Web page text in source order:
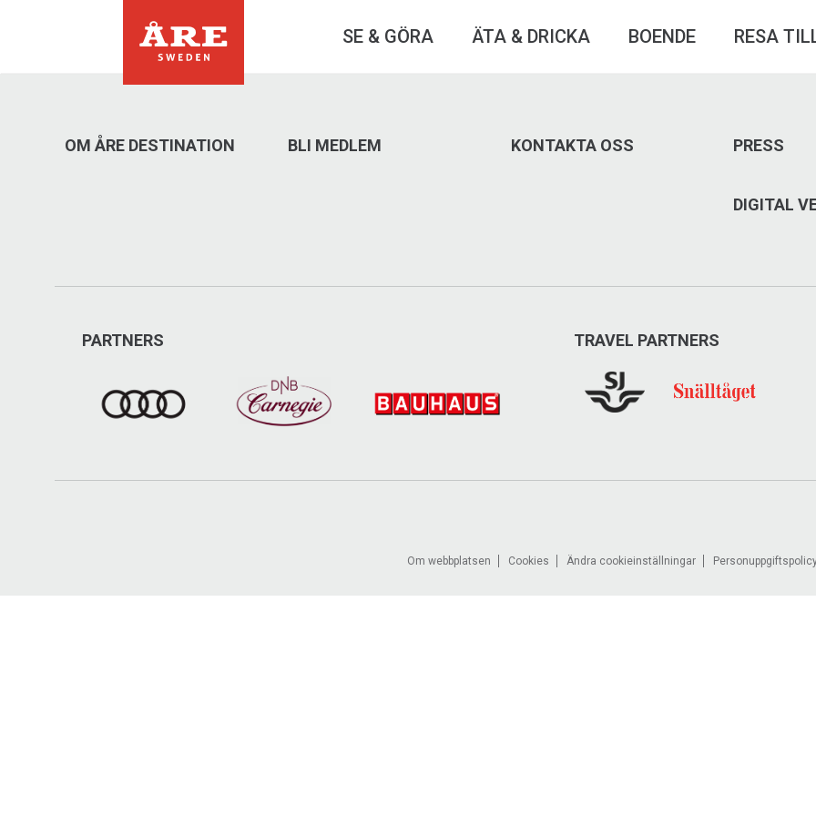
SE & GÖRA ÄTA & DRICKA BOENDE RESA
OM ÅRE DESTINATION BLI MEDLEM KONTAKTA OSS PRESS
DIGITAL
PARTNERS TRAVEL PARTNERS
Om webbplatsen Cookies Ändra cookieinställningar